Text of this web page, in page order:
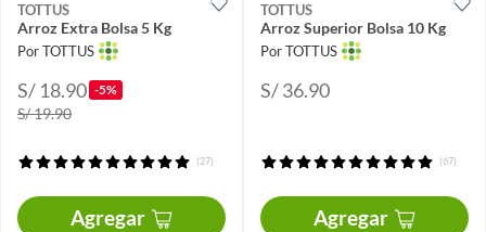
TOTTUS
Arroz Extra Bolsa 5 Kg
Por TOTTUS
S/ 18.90 -5%
S/ 19.90
(27)
Agregar
TOTTUS
Arroz Superior Bolsa 10 Kg
Por TOTTUS
S/ 36.90
(67)
Agregar